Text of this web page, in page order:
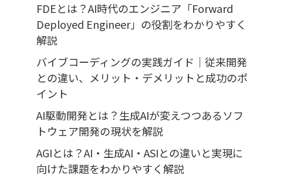
FDEとは？AI時代のエンジニア「Forward
Deployed Engineer」の役割をわかりやすく
解説
バイブコーディングの実践ガイド｜従来開発
との違い、メリット・デメリットと成功のポ
イント
AI駆動開発とは？生成AIが変えつつあるソフ
トウェア開発の現状を解説
AGIとは？AI・生成AI・ASIとの違いと実現に
向けた課題をわかりやすく解説